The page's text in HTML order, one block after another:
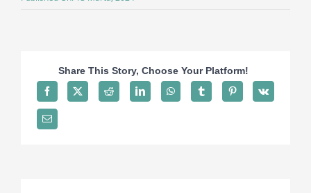
Kontakt
Share This Story, Choose Your Platform!